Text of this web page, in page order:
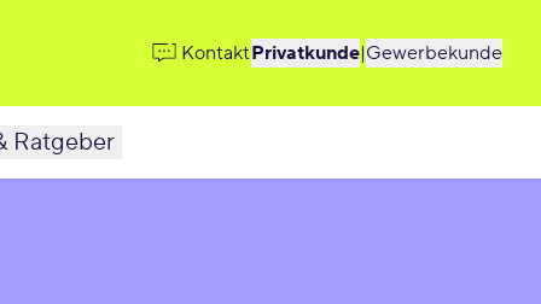
KontaktPrivatkunde|Gewerbekunde
Ratgeber